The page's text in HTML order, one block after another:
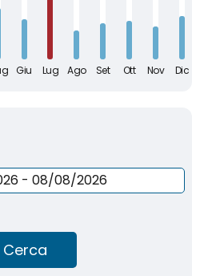
Cerca